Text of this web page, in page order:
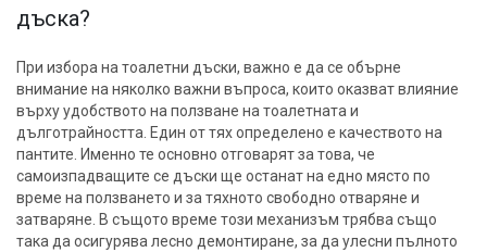
дъска?
При избора на тоалетни дъски, важно е да се обърне
внимание на няколко важни въпроса, които оказват влияние
върху удобството на ползване на тоалетната и
дълготрайността. Един от тях определено е качеството на
пантите. Именно те основно отговарят за това, че
самоизпадващите се дъски ще останат на едно място по
време на ползването и за тяхното свободно отваряне и
затваряне. В същото време този механизъм трябва също
така да осигурява лесно демонтиране, за да улесни пълното